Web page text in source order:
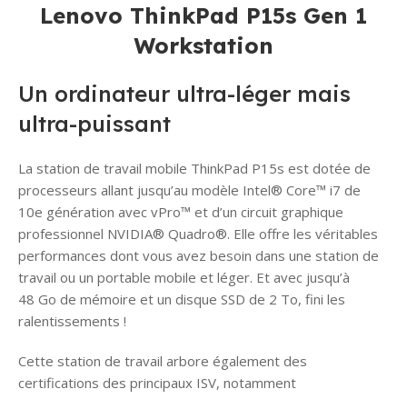
Lenovo ThinkPad P15s Gen 1
Workstation
Un ordinateur ultra-léger mais
ultra-puissant
La station de travail mobile ThinkPad P15s est dotée de
processeurs allant jusqu’au modèle Intel® Core™ i7 de
10e génération avec vPro™ et d’un circuit graphique
professionnel NVIDIA® Quadro®. Elle offre les véritables
performances dont vous avez besoin dans une station de
travail ou un portable mobile et léger. Et avec jusqu’à
48 Go de mémoire et un disque SSD de 2 To, fini les
ralentissements !
Cette station de travail arbore également des
certifications des principaux ISV, notamment